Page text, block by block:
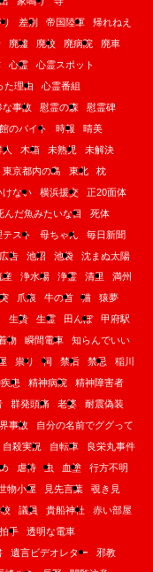
差別 帝国陸軍
帰れねえ
廃墟 廃校 廃病院
廃車
心霊
心霊スポット
た理由
心霊番組
な事故 慰霊の森
慰霊碑
のバイト 時報
晴美
木箱 未熟児
未解決
東京都内の島 東北
枕
けない 横浜援交
正20面体
んだ魚みたいな目
死体
スト 母ちゃん
毎日新聞
告 池沼 池袋
沈まぬ太陽
産 浄水場 浄霊 清里
満州
爪痕 牛の首 猫
猿夢
生贄 生霊 田んぼ
甲府駅
物 瞬間電車
知らんでいい
祟り 祠 禁后 禁忌
稲川
患 精神病院
精神障害者
群発頭痛 老婆
耐震偽装
事故
自分の名前でググって
自殺実況 自転車
良栄丸事件
虐待 虫 血塗
行方不明
物小屋 見先言葉
覗き見
議員 貴船神社
赤い部屋
手
透明な電車
遺言ビデオレター
邪教